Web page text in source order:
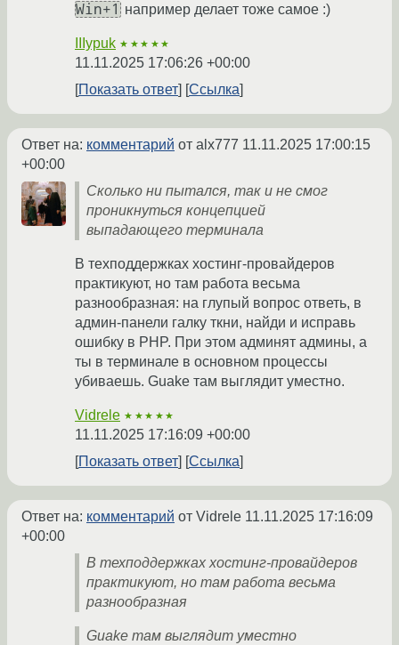
Win+1 например делает тоже самое :)
IIIypuk ★★★★★
11.11.2025 17:06:26 +00:00
Показать ответ
Ссылка
Ответ на: комментарий от alx777 11.11.2025 17:00:15
+00:00
Сколько ни пытался, так и не смог
проникнуться концепцией
выпадающего терминала
В техподдержках хостинг-провайдеров
практикуют, но там работа весьма
разнообразная: на глупый вопрос ответь, в
админ-панели галку ткни, найди и исправь
ошибку в PHP. При этом админят админы, а
ты в терминале в основном процессы
убиваешь. Guake там выглядит уместно.
Vidrele ★★★★★
11.11.2025 17:16:09 +00:00
Показать ответ
Ссылка
Ответ на: комментарий от Vidrele 11.11.2025 17:16:09
+00:00
В техподдержках хостинг-провайдеров
практикуют, но там работа весьма
разнообразная
Guake там выглядит уместно